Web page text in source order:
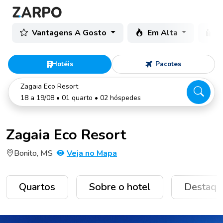
Vantagens A Gosto Em Alta
Hotéis Pacotes
Zagaia Eco Resort
18 a 19/08 • 01 quarto • 02 hóspedes
Zagaia Eco Resort
Bonito, MS Veja no Mapa
Quartos Sobre o hotel